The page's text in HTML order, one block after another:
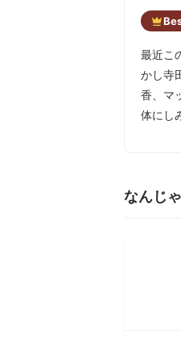
最近こ
かし寺
香、マ
体にし
なんじ